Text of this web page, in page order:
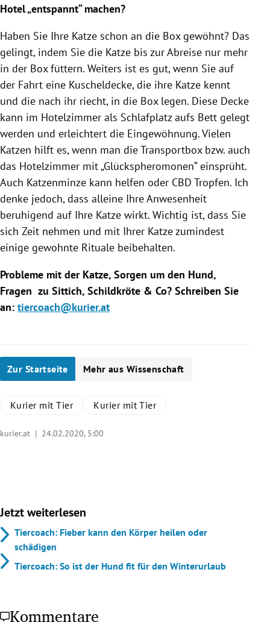
Hotel „entspannt“ machen?
Haben Sie Ihre Katze schon an die Box gewöhnt? Das
gelingt, indem Sie die Katze bis zur Abreise nur mehr
in der Box füttern. Weiters ist es gut, wenn Sie auf
der Fahrt eine Kuscheldecke, die ihre Katze kennt
und die nach ihr riecht, in die Box legen. Diese Decke
kann im Hotelzimmer als Schlafplatz aufs Bett gelegt
werden und erleichtert die Eingewöhnung. Vielen
Katzen hilft es, wenn man die Transportbox bzw. auch
das Hotelzimmer mit „Glückspheromonen“ einsprüht.
Auch Katzenminze kann helfen oder CBD Tropfen. Ich
denke jedoch, dass alleine Ihre Anwesenheit
beruhigend auf Ihre Katze wirkt. Wichtig ist, dass Sie
sich Zeit nehmen und mit Ihrer Katzezumindest
einige gewohnte Rituale beibehalten.
Probleme mit der Katze, Sorgen um den Hund,
Fragen zu Sittich, Schildkröte & Co? Schreiben Sie
an: tiercoach@kurier.at
Zur Startseite Mehr aus Wissenschaft
Kurier mit Tier Kurier mit Tier
kurier.at | 24.02.2020, 5:00
Jetzt weiterlesen
Tiercoach: Fieber kann den Körper heilen oder
schädigen
Tiercoach: So ist der Hund fit für den Winterurlaub
Kommentare